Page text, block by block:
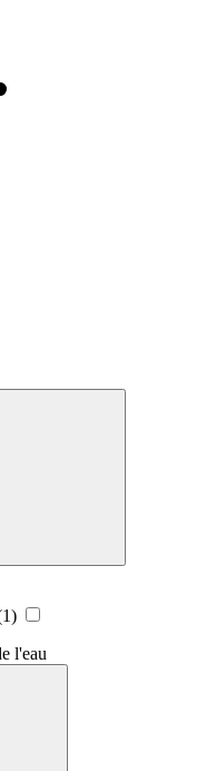
l'eau